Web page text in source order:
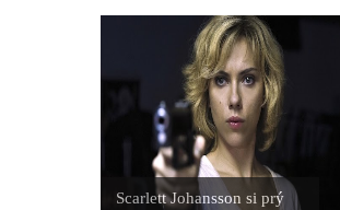
Scarlett Johansson si prý